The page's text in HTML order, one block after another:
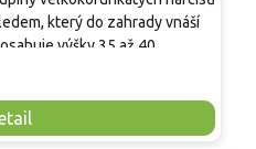
který do zahrady vnáší
výšky 35 až 40
přední části záhonů i
a výraznou korunkou v
které se zajímavě